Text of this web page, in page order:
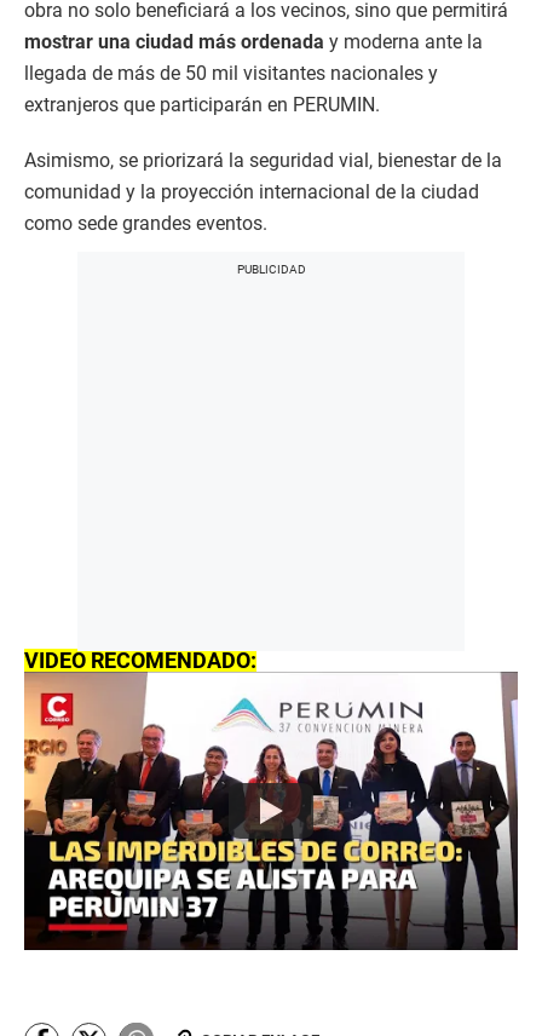
obra no solo beneficiará a los vecinos, sino que permitirá
mostrar una ciudad más ordenada y moderna ante la
llegada de más de 50 mil visitantes nacionales y
extranjeros que participarán en PERUMIN.
Asimismo, se priorizará la seguridad vial, bienestar de la
comunidad y la proyección internacional de la ciudad
como sede grandes eventos.
VIDEO RECOMENDADO: